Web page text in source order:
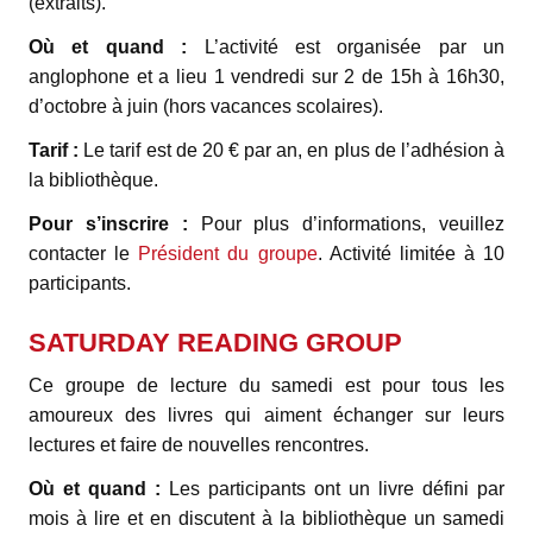
Où et quand :
L’activité est organisée par un
anglophone et a lieu 1 vendredi sur 2 de 15h à 16h30,
d’octobre à juin (hors vacances scolaires).
Tarif : Le tarif est de 20 € par an, en plus de l’adhésion à
la bibliothèque.
Pour s’inscrire :
Pour plus d’informations, veuillez
contacter le Président du groupe. Activité limitée à 10
participants.
SATURDAY READING GROUP
Ce groupe de lecture du samedi est pour tous les
amoureux des livres qui aiment échanger sur leurs
lectures et faire de nouvelles rencontres.
Où et quand :
Les participants ont un livre défini par
mois à lire et en discutent à la bibliothèque un samedi